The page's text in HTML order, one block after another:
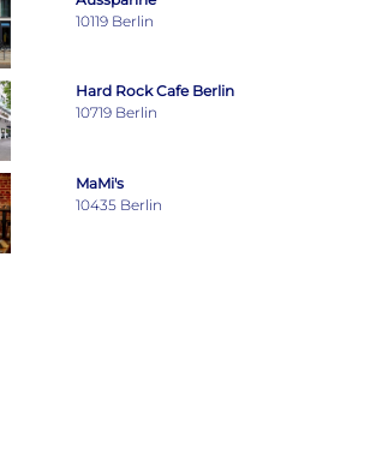
10119 Berlin
Hard Rock Cafe Berlin
10719 Berlin
MaMi's
10435 Berlin